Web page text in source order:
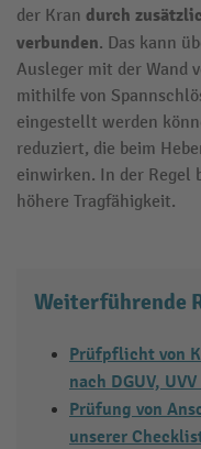
der Kran durch
verbunden. Das kann
Ausleger mit der Wand
mithilfe von
eingestellt werden
reduziert, die beim
einwirken. In der Regel
höhere Tragfähigkeit.
Weiterführende
Prüfpflicht von
nach DGUV,
Prüfung von
unserer